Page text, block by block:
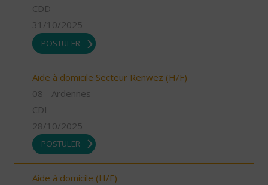
CDD
31/10/2025
POSTULER
Aide à domicile Secteur Renwez (H/F)
08 - Ardennes
CDI
28/10/2025
POSTULER
Aide à domicile (H/F)